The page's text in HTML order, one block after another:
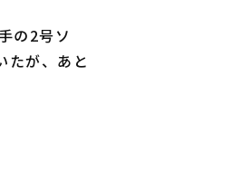
の2号ソ
たが、あと